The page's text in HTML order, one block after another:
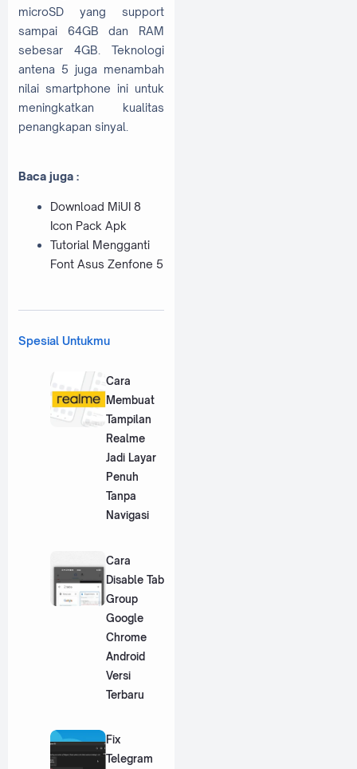
microSD yang support
sampai 64GB dan RAM
sebesar 4GB. Teknologi
antena 5 juga menambah
nilai smartphone ini untuk
meningkatkan kualitas
penangkapan sinyal.
Baca juga :
Download MiUI 8
Icon Pack Apk
Tutorial Mengganti
Font Asus Zenfone 5
Spesial Untukmu
Cara
Membuat
Tampilan
Realme
Jadi Layar
Penuh
Tanpa
Navigasi
Cara
Disable Tab
Group
Google
Chrome
Android
Versi
Terbaru
Fix
Telegram